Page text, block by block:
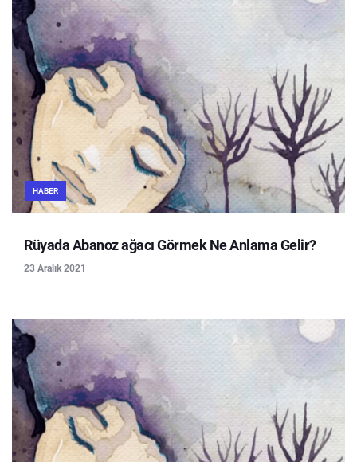
HABER
Rüyada Abanoz ağacı Görmek Ne Anlama Gelir?
23 Aralık 2021